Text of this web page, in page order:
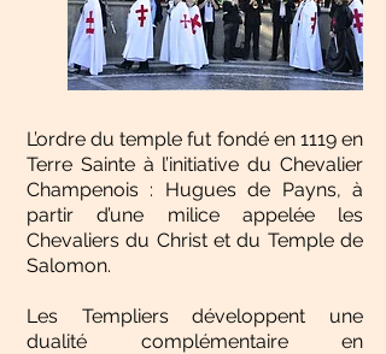
L’ordre du temple fut fondé en 1119 en
Terre Sainte à l’initiative du Chevalier
Champenois : Hugues de Payns, à
partir d’une milice appelée les
Chevaliers du Christ et du Temple de
Salomon.
Les Templiers développent une
dualité complémentaire en